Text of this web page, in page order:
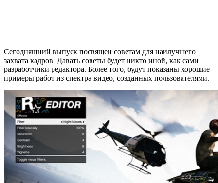
Сегодняшний выпуск посвящен советам для наилучшего
захвата кадров. Давать советы будет никто иной, как сами
разработчики редактора. Более того, будут показаны хорошие
примеры работ из спектра видео, созданных пользователями.